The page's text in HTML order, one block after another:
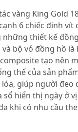
vàng King Gold
6 chiếc đinh vít
thiết kế
và bộ vỏ đồng hồ là
tạo nên
thể của sản
giúp người đeo
sổ hiển thị ngày ở
khi có nhu cầu